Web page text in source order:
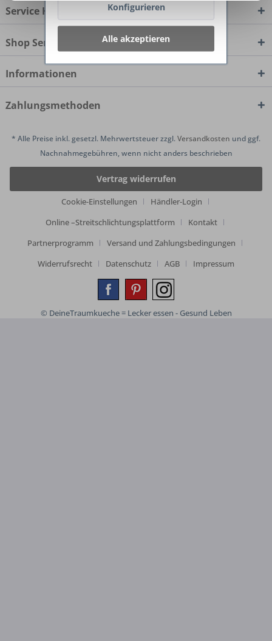
Service Hotline
Shop Service
Informationen
Zahlungsmethoden
* Alle Preise inkl. gesetzl. Mehrwertsteuer zzgl.Versandkosten und ggf.
Nachnahmegebühren, wenn nicht anders beschrieben
Vertrag widerrufen
Cookie-Einstellungen
Händler-Login
Online –Streitschlichtungsplattform
Kontakt
Partnerprogramm
Versand und Zahlungsbedingungen
Widerrufsrecht
Datenschutz AGB Impressum
© DeineTraumkueche = Lecker essen - Gesund Leben
Konfigurieren
Alle akzeptieren